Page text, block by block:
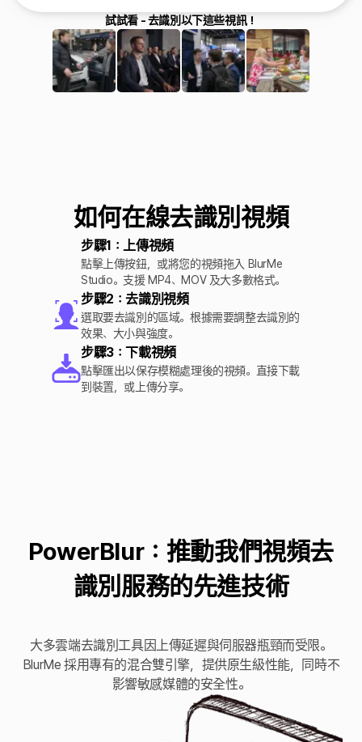
試試看 - 去識別以下這些視訊！
如何在線去識別視頻
步驟1：上傳視頻
點擊上傳按鈕，或將您的視頻拖入 BlurMe
Studio。支援 MP4、MOV 及大多數格式。
步驟2：去識別視頻
選取要去識別的區域。根據需要調整去識別的
效果、大小與強度。
步驟3：下載視頻
點擊匯出以保存模糊處理後的視頻。直接下載
到裝置，或上傳分享。
PowerBlur：推動我們視頻去
識別服務的先進技術
大多雲端去識別工具因上傳延遲與伺服器瓶頸而受限。
BlurMe 採用專有的混合雙引擎，提供原生級性能，同時不
影響敏感媒體的安全性。